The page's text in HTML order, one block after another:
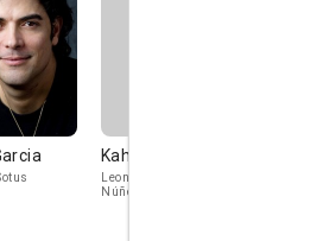
Kahlil Méndez
Leonardo Tamayo
Núñez